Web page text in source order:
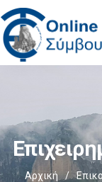
Αρχική /